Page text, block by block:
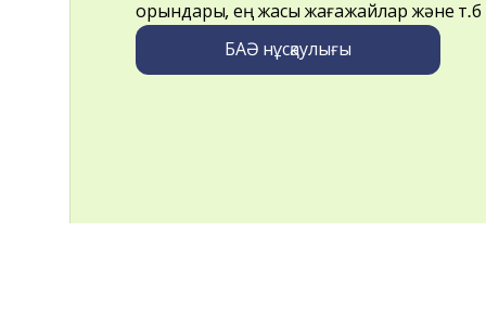
орындары, ең жақсы жағажайлар және т.б
БАӘ нұсқаулығы